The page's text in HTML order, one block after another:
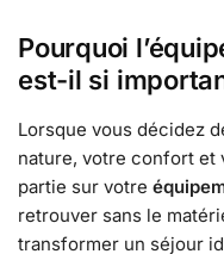
Pourquoi
est-il si
Lorsque vous décidez
nature, votre confort et
partie sur votre
retrouver sans le
transformer un séjour